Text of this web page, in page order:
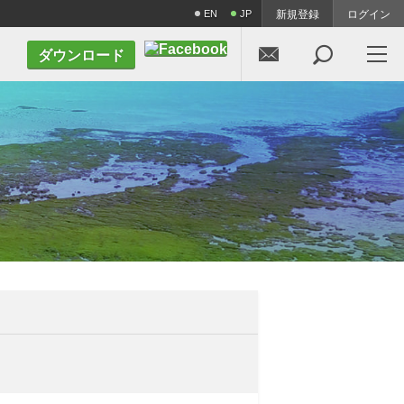
EN JP 新規登録 ログイン
ダウンロード  